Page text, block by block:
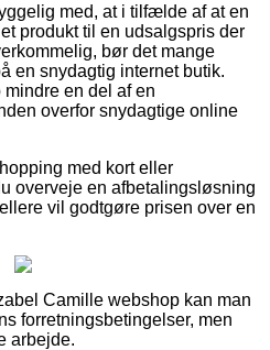
med, at i tilfælde af at en
produkt til en udsalgspris der
bør det mange
en snydagtig internet butik.
en del af en
overfor snydagtige online
med kort eller
overveje en afbetalingsløsning
vil godtgøre prisen over en
Camille webshop kan man
forretningsbetingelser, men
arbejde.